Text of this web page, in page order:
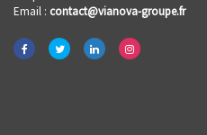
Email : contact@vianova-groupe.fr